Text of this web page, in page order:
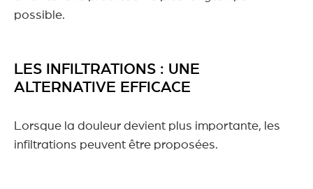
possible.
LES INFILTRATIONS : UNE
ALTERNATIVE EFFICACE
Lorsque la douleur devient plus importante, les
infiltrations peuvent être proposées.